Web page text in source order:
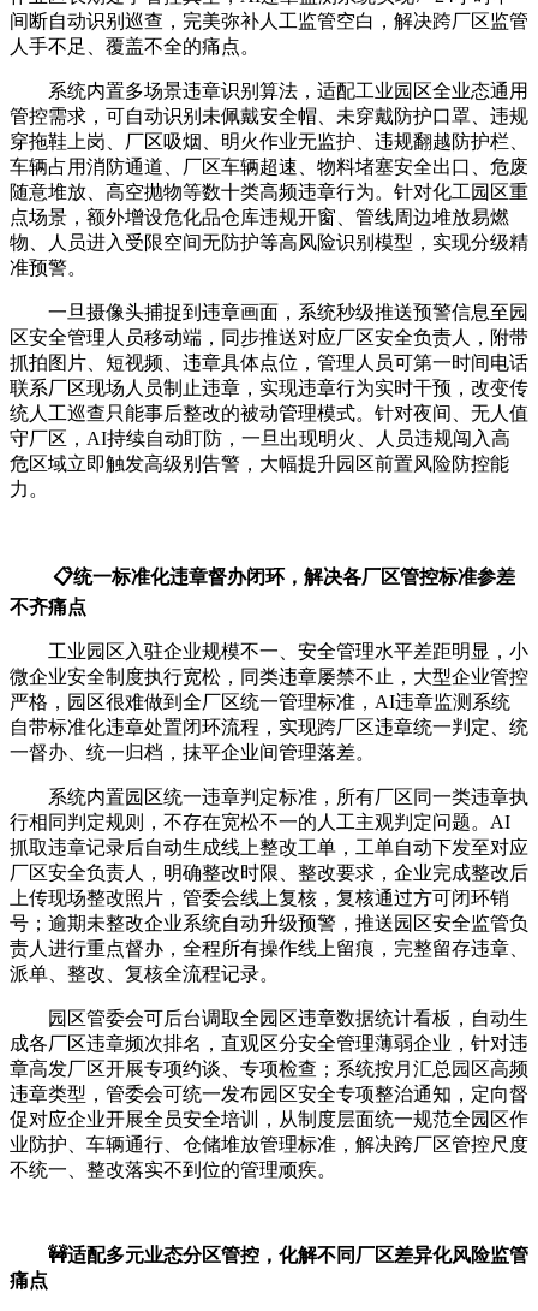
间断自动识别巡查，完美弥补人工监管空白，解决跨厂区监管
人手不足、覆盖不全的痛点。
系统内置多场景违章识别算法，适配工业园区全业态通用
管控需求，可自动识别未佩戴安全帽、未穿戴防护口罩、违规
穿拖鞋上岗、厂区吸烟、明火作业无监护、违规翻越防护栏、
车辆占用消防通道、厂区车辆超速、物料堵塞安全出口、危废
随意堆放、高空抛物等数十类高频违章行为。针对化工园区重
点场景，额外增设危化品仓库违规开窗、管线周边堆放易燃
物、人员进入受限空间无防护等高风险识别模型，实现分级精
准预警。
一旦摄像头捕捉到违章画面，系统秒级推送预警信息至园
区安全管理人员移动端，同步推送对应厂区安全负责人，附带
抓拍图片、短视频、违章具体点位，管理人员可第一时间电话
联系厂区现场人员制止违章，实现违章行为实时干预，改变传
统人工巡查只能事后整改的被动管理模式。针对夜间、无人值
守厂区，AI持续自动盯防，一旦出现明火、人员违规闯入高
危区域立即触发高级别告警，大幅提升园区前置风险防控能
力。
📋统一标准化违章督办闭环，解决各厂区管控标准参差
不齐痛点
工业园区入驻企业规模不一、安全管理水平差距明显，小
微企业安全制度执行宽松，同类违章屡禁不止，大型企业管控
严格，园区很难做到全厂区统一管理标准，AI违章监测系统
自带标准化违章处置闭环流程，实现跨厂区违章统一判定、统
一督办、统一归档，抹平企业间管理落差。
系统内置园区统一违章判定标准，所有厂区同一类违章执
行相同判定规则，不存在宽松不一的人工主观判定问题。AI
抓取违章记录后自动生成线上整改工单，工单自动下发至对应
厂区安全负责人，明确整改时限、整改要求，企业完成整改后
上传现场整改照片，管委会线上复核，复核通过方可闭环销
号；逾期未整改企业系统自动升级预警，推送园区安全监管负
责人进行重点督办，全程所有操作线上留痕，完整留存违章、
派单、整改、复核全流程记录。
园区管委会可后台调取全园区违章数据统计看板，自动生
成各厂区违章频次排名，直观区分安全管理薄弱企业，针对违
章高发厂区开展专项约谈、专项检查；系统按月汇总园区高频
违章类型，管委会可统一发布园区安全专项整治通知，定向督
促对应企业开展全员安全培训，从制度层面统一规范全园区作
业防护、车辆通行、仓储堆放管理标准，解决跨厂区管控尺度
不统一、整改落实不到位的管理顽疾。
🚧适配多元业态分区管控，化解不同厂区差异化风险监管
痛点